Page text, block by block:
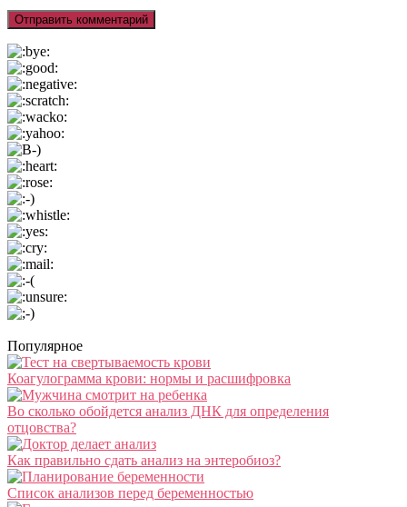
Популярное
Коагулограмма крови: нормы и расшифровка
Во сколько обойдется анализ ДНК для определения
отцовства?
Как правильно сдать анализ на энтеробиоз?
Список анализов перед беременностью